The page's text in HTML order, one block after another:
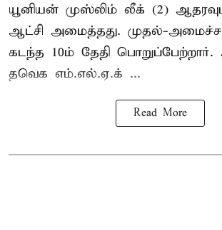
யூனியன் முஸ்லிம் லீக் (2)
ஆட்சி அமைத்தது. முதல்-
கடந்த 10ம் தேதி
தவெக எம்.எல்.ஏ.க் ...
Read More